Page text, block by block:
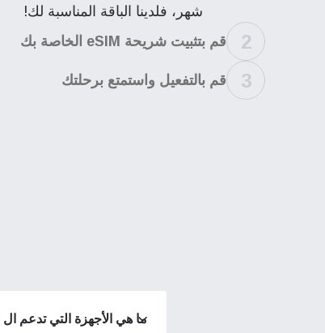
شهر، فلدينا الباقة المناسبة لك!
2 قم بتثبيت شريحة eSIM الخاصة بك
3 قم بالتفعيل واستمتع برحلتك
ما هي الأجهزة التي تدعم ال eSIM ؟